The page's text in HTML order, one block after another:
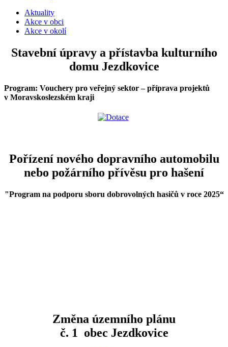
Aktuality
Akce v obci
Akce v okolí
Stavební úpravy a přístavba kulturního
domu Jezdkovice
Program: Vouchery pro veřejný sektor – příprava projektů
v Moravskoslezském kraji
Pořízení nového dopravního automobilu
nebo požárního přívěsu pro hašení
"Program na podporu sboru dobrovolných hasičů v roce 2025“
Změna územního plánu
č. 1 obec Jezdkovice